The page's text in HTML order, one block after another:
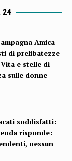
24
Amica
di prelibatezze
e stelle di
sulle donne –
soddisfatti:
risponde:
nessun